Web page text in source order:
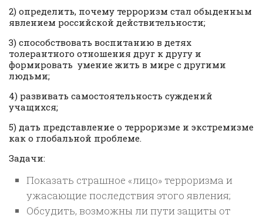
2) определить, почему терроризм стал обыденным
явлением российской действительности;
3) способствовать воспитанию в детях
толерантного отношения друг к другу и
формировать умение жить в мире с другими
людьми;
4) развивать самостоятельность суждений
учащихся;
5) дать представление о терроризме и экстремизме
как о глобальной проблеме.
Задачи:
Показать страшное «лицо» терроризма и
ужасающие последствия этого явления;
Обсудить, возможны ли пути защиты от